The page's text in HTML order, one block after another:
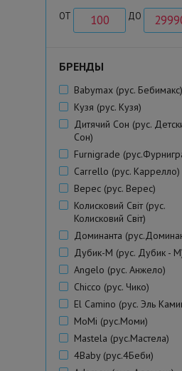
ОТ ДО
БРЕНДЫ
Babymax (рус. Бебимакс)
Кузя (рус. Кузя)
Дитячий Сон (рус.
Сон)
Furnigrade
Carrello (рус. Каррелло)
Верес (рус. Верес)
Колисковий Свiт (рус.
Колисковий Світ)
Доминанта
Дубик-М (рус. Дубик -
Angelo (рус. Анжело)
Chicco (рус. Чико)
El Camino (рус. Эль
MoMi (рус.Моми)
Mastela (рус.Мастела)
4Baby (рус.4Беби)